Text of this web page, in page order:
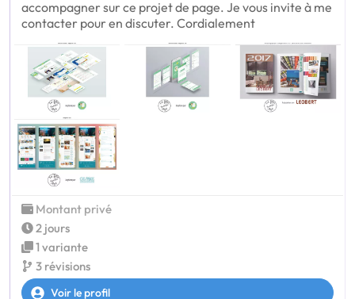
accompagner sur ce projet de page. Je vous invite à me
contacter pour en discuter. Cordialement
Montant privé
2 jours
1 variante
3 révisions
Voir le profil